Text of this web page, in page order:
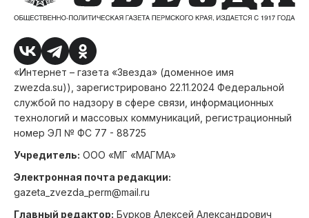
«Интернет – газета «Звезда» (доменное имя
zwezda.su)), зарегистрировано 22.11.2024 Федеральной
службой по надзору в сфере связи, информационных
технологий и массовых коммуникаций, регистрационный
номер ЭЛ № ФС 77 - 88725
Учредитель: ООО «МГ «МАГМА»
Электронная почта редакции:
gazeta_zvezda_perm@mail.ru
Главный редактор: Бурков Алексей Александрович